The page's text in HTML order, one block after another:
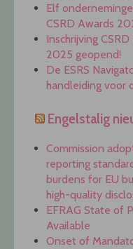
Elf
CSRD Awards
Inschrijving
2025 geopend!
De ESRS
handleiding voor
Engelstalig
Commission
reporting
burdens for EU
high-quality
EFRAG State of
Available
Onset of